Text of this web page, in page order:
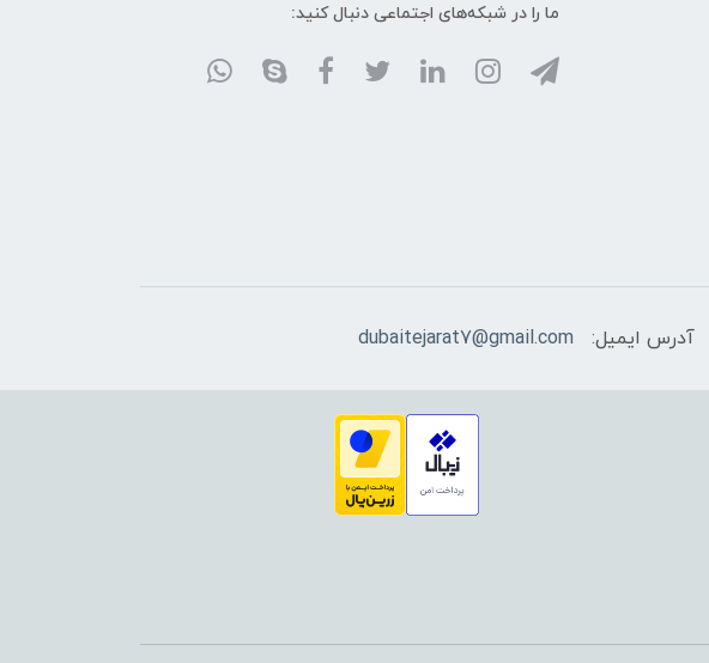
ما را در شبکه‌های اجتماعی دنبال کنید:
آدرس ایمیل: dubaitejarat7@gmail.com